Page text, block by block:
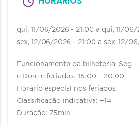
qui, 11/06/2026 - 21:00 a qui, 11/06/
sex, 12/06/2026 - 21:00 a sex, 12/
Funcionamento da bilheteria: Seg –
e Dom e feriados: 15:00 – 20:00.
Horário especial nos feriados.
Classificação indicativa: +14
Duração: 75min